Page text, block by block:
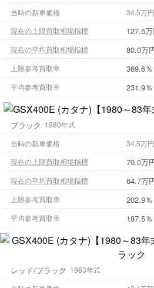
当時の新車価格
34.5万円
現在の上限買取相場指標
127.5
現在の平均買取相場指標 80.0万
上限参考買取率 369.6％
平均参考買取率 231.9％
ブラック 1980年式
当時の新車価格
34.5万円
現在の上限買取相場指標
70.0万
現在の平均買取相場指標 64.7万
上限参考買取率 202.9％
平均参考買取率 187.5％
レッド/ブラック 1983年式